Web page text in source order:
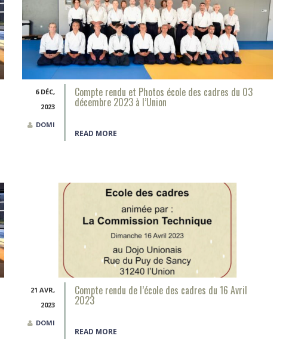
6 DÉC,
2023
DOMI
Compte rendu et Photos école des cadres du 03
décembre 2023 à l’Union
READ MORE
21 AVR,
2023
DOMI
Compte rendu de l’école des cadres du 16 Avril
2023
READ MORE